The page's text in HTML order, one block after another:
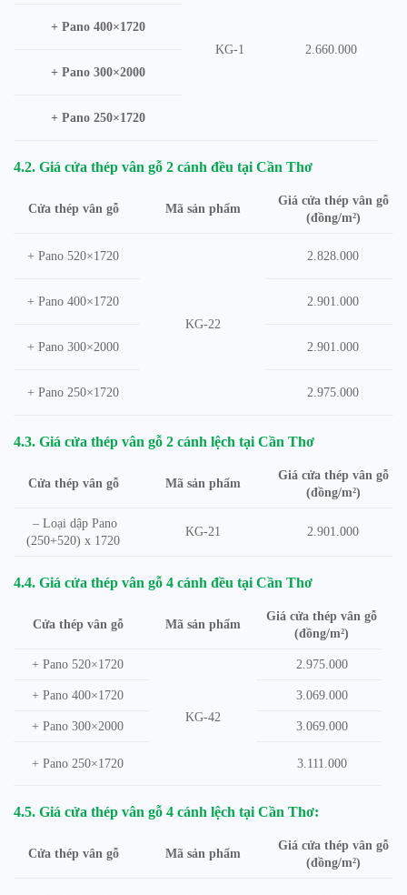
KG-1 2.660.000
+ Pano 400×1720
+ Pano 300×2000
+ Pano 250×1720
4.2. Giá cửa thép vân gỗ 2 cánh đều tại Cần Thơ
Cửa thép vân gỗ Mã sản phẩm
Giá cửa thép vân gỗ
(đồng/m²)
+ Pano 520×1720
KG-22
2.828.000
+ Pano 400×1720 2.901.000
+ Pano 300×2000 2.901.000
+ Pano 250×1720 2.975.000
4.3. Giá cửa thép vân gỗ 2 cánh lệch tại Cần Thơ
Cửa thép vân gỗ Mã sản phẩm
Giá cửa thép vân gỗ
(đồng/m²)
– Loại dập Pano
(250+520) x 1720
KG-21 2.901.000
4.4. Giá cửa thép vân gỗ 4 cánh đều tại Cần Thơ
Cửa thép vân gỗ Mã sản phẩm
Giá cửa thép vân gỗ
(đồng/m²)
+ Pano 520×1720
KG-42
2.975.000
+ Pano 400×1720 3.069.000
+ Pano 300×2000 3.069.000
+ Pano 250×1720 3.111.000
4.5. Giá cửa thép vân gỗ 4 cánh lệch tại Cần Thơ:
Cửa thép vân gỗ Mã sản phẩm
Giá cửa thép vân gỗ
(đồng/m²)